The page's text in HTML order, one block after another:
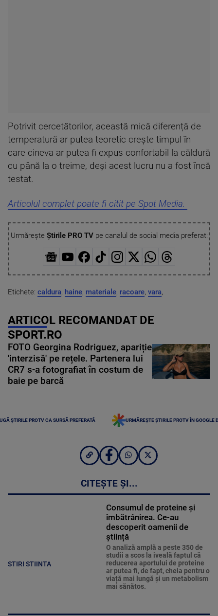
Potrivit cercetătorilor, această mică diferență de
temperatură ar putea teoretic crește timpul în
care cineva ar putea fi expus confortabil la căldură
cu până la o treime, deși acest lucru nu a fost încă
testat.
Articolul complet poate fi citit pe Spot Media.
Urmărește Știrile PRO TVpe canalul de social media preferat:
Etichete: caldura, haine, materiale, racoare, vara,
ARTICOL RECOMANDAT DE
SPORT.RO
FOTO Georgina Rodriguez, apariție
'interzisă' pe rețele. Partenera lui
CR7 s-a fotografiat în costum de
baie pe barcă
ȘTIRILE PROTV CA SURSĂ PREFERATĂ URMĂREȘTE ȘTIRILE PROTV ÎN GOOGLE
CITEȘTE ȘI...
STIRI STIINTA
Consumul de proteine și
îmbătrânirea. Ce-au
descoperit oamenii de
știință
O analiză amplă a peste 350 de
studii a scos la iveală faptul că
reducerea aportului de proteine
ar putea fi, de fapt, cheia pentru o
viață mai lungă și un metabolism
mai sănătos.